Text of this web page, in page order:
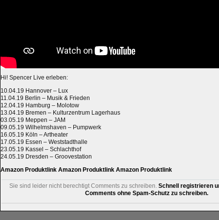
Hi! Spencer Live erleben:
10.04.19 Hannover – Lux
11.04.19 Berlin – Musik & Frieden
12.04.19 Hamburg – Molotow
13.04.19 Bremen – Kulturzentrum Lagerhaus
03.05.19 Meppen – JAM
09.05.19 Wilhelmshaven – Pumpwerk
16.05.19 Köln – Artheater
17.05.19 Essen – Weststadthalle
23.05.19 Kassel – Schlachthof
24.05.19 Dresden – Groovestation
Amazon Produktlink Amazon Produktlink Amazon Produktlink
Sie sind leider nicht berechtigt Comments zu schreiben. Schnell registrieren
Comments ohne Spam-Schutz zu schreiben.